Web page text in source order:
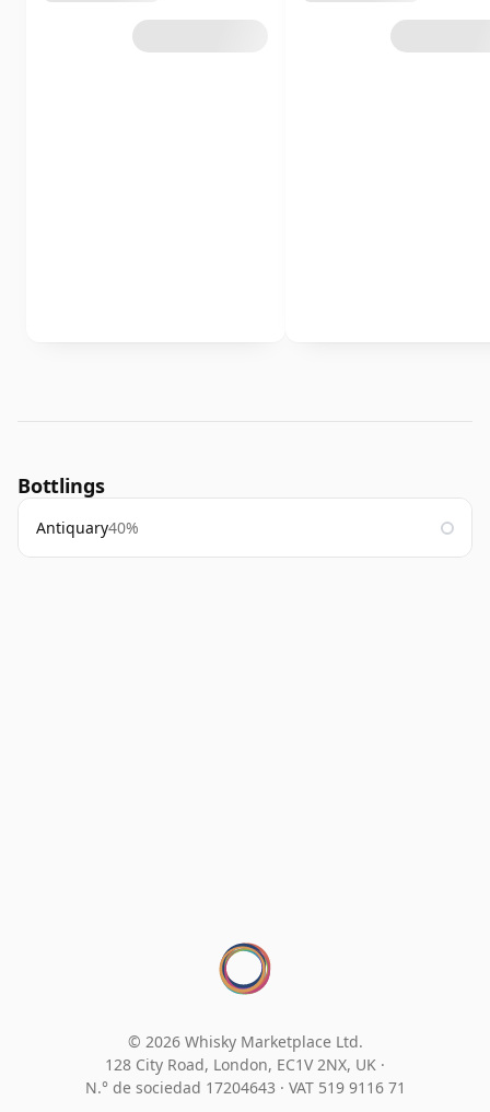
Bottlings
Antiquary40%
© 2026 Whisky Marketplace Ltd.
128 City Road, London, EC1V 2NX, UK ·
N.° de sociedad 17204643 · VAT 519 9116 71